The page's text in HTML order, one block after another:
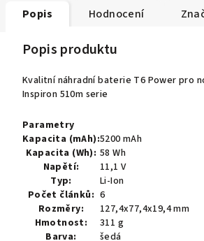
Popis Hodnocení
Popis produktu
Kvalitní náhradní baterie T6 Power pro
Inspiron 510m serie
Parametry
Kapacita (mAh):5200 mAh
Kapacita (Wh): 58 Wh
Napětí:
11,1 V
Typ:
Li-Ion
Počet článků: 6
Rozměry:
127,4x77,4x19,4 mm
Hmotnost:
311 g
Barva:
šedá